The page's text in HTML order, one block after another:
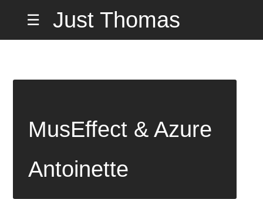
☰
Just Thomas
Adresse
MusEffect & Azure
Antoinette